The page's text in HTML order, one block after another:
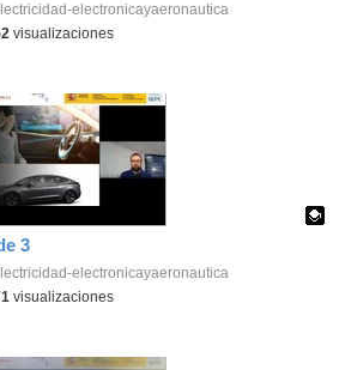
electronicayaeronautica
visualizaciones
3
electronicayaeronautica
visualizaciones